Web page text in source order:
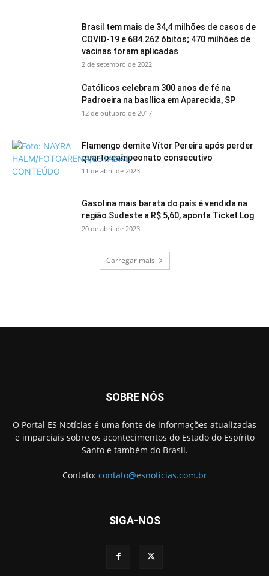
Brasil tem mais de 34,4 milhões de casos de
COVID-19 e 684.262 óbitos; 470 milhões de
vacinas foram aplicadas
2 de setembro de 2022
Católicos celebram 300 anos de fé na
Padroeira na basílica em Aparecida, SP
12 de outubro de 2017
Flamengo demite Vítor Pereira após perder
quarto campeonato consecutivo
11 de abril de 2023
Gasolina mais barata do país é vendida na
região Sudeste a R$ 5,60, aponta Ticket Log
20 de abril de 2023
Carregar mais
SOBRE NÓS
O Portal ES Notícias é uma fonte de informações atualizadas
e imparciais sobre os acontecimentos do Estado do Espírito
Santo e também do Brasil.
Contato: contato@esnoticias.com.br
SIGA-NOS